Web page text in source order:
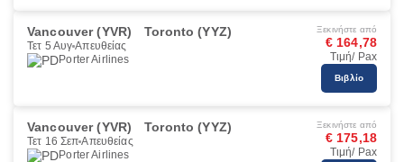
Vancouver (YVR) Toronto (YYZ)
Τετ 5 Αυγ Απευθείας
Porter Airlines
Ξεκινήστε από
€ 164,78
Τιμή/ Pax
Βιβλίο
Vancouver (YVR) Toronto (YYZ)
Τετ 16 Σεπ Απευθείας
Porter Airlines
Ξεκινήστε από
€ 175,18
Τιμή/ Pax